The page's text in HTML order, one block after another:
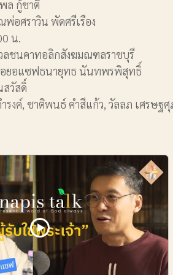
ล กู้ชาติ
พ่อศราวิน พัดศรีเรือง
น.
ลชนคาทอลิกสังฆมณฑลราชบุรี
ยอแซฟธนายุทธ นันทพรพิสุทธิ์
วัสดิ์
รงค์, ชาติพนธ์ คำสีแก้ว, วัลลภ เศรษฐ